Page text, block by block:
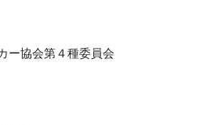
ー協会第４種委員会